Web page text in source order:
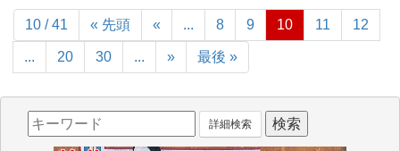
10 / 41 « 先頭 « ... 8 9 10 11 12
... 20 30 ... » 最後 »
詳細検索